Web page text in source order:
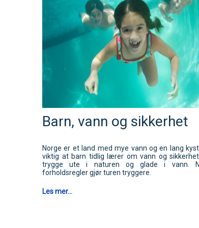
Barn, vann og sikkerhet
Norge er et land med mye vann og en lang
viktig at barn tidlig lærer om vann og
trygge ute i naturen og glade i vann.
forholdsregler gjør turen tryggere.
Les mer...